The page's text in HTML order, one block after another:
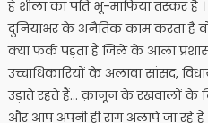
हैं शीला का पति भू-माफियां
दुनियाभर के अनैतिक काम करता है
क्या फर्क पड़ता है जिले के आला
उच्चाधिकारियों के अलावा सांसद,
उड़ाते रहते हैं… क़ानून के रखवालों के
और आप अपनी ही राग अलापे जा रहे हैं